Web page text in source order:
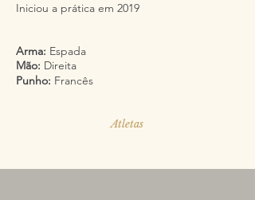
Iniciou a prática em 2019
Arma: Espada
Mão: Direita
Punho: Francês
Atletas